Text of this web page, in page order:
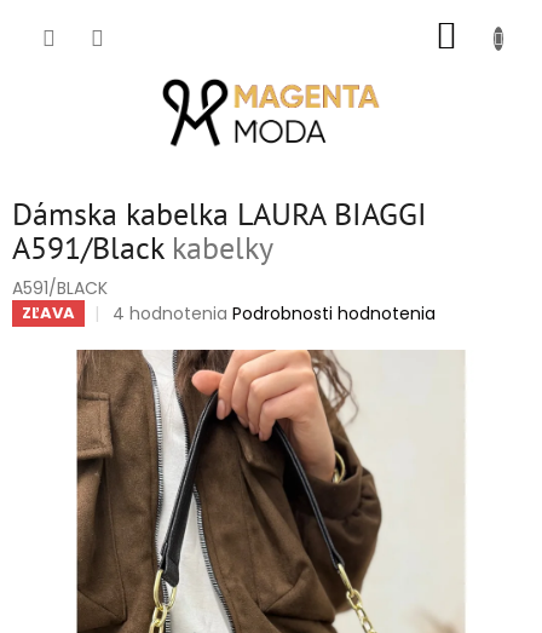
Dámska kabelka LAURA BIAGGI
A591/Black kabelky
A591/BLACK
ZĽAVA
Priemerné
produktu
je
5,0
z
5
hviezdičiek.
4 hodnotenia Podrobnosti hodnotenia